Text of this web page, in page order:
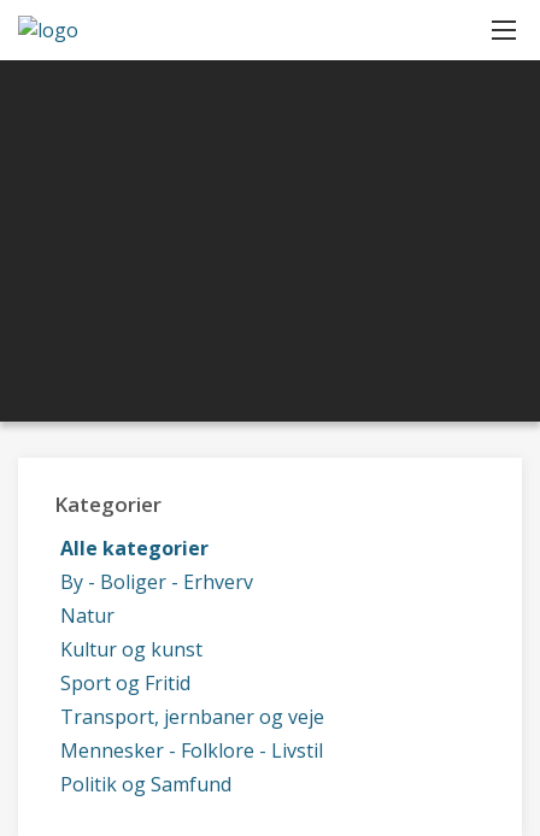
Kategorier
Alle kategorier
By - Boliger - Erhverv
Natur
Kultur og kunst
Sport og Fritid
Transport, jernbaner og veje
Mennesker - Folklore - Livstil
Politik og Samfund